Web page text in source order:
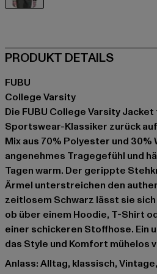
PRODUKT DETAILS
FUBU
College Varsity
Die FUBU College Varsity
Sportswear-Klassiker zurück
Mix aus 70% Polyester und
angenehmes Tragegefühl und
Tagen warm. Der gerippte
Ärmel unterstreichen den
zeitlosem Schwarz lässt sie
ob über einem Hoodie, T-Shirt
einer schickeren Stoffhose. Ein
das Style und Komfort mühelos
Anlass: Alltag, klassisch,